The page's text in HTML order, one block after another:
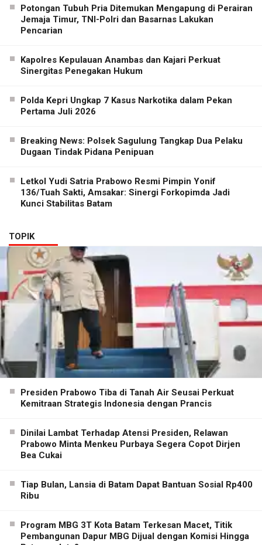
Potongan Tubuh Pria Ditemukan Mengapung di Perairan
Jemaja Timur, TNI-Polri dan Basarnas Lakukan
Pencarian
Kapolres Kepulauan Anambas dan Kajari Perkuat
Sinergitas Penegakan Hukum
Polda Kepri Ungkap 7 Kasus Narkotika dalam Pekan
Pertama Juli 2026
Breaking News: Polsek Sagulung Tangkap Dua Pelaku
Dugaan Tindak Pidana Penipuan
Letkol Yudi Satria Prabowo Resmi Pimpin Yonif
136/Tuah Sakti, Amsakar: Sinergi Forkopimda Jadi
Kunci Stabilitas Batam
TOPIK
Presiden Prabowo Tiba di Tanah Air Seusai Perkuat
Kemitraan Strategis Indonesia dengan Prancis
Dinilai Lambat Terhadap Atensi Presiden, Relawan
Prabowo Minta Menkeu Purbaya Segera Copot Dirjen
Bea Cukai
Tiap Bulan, Lansia di Batam Dapat Bantuan Sosial Rp400
Ribu
Program MBG 3T Kota Batam Terkesan Macet, Titik
Pembangunan Dapur MBG Dijual dengan Komisi Hingga